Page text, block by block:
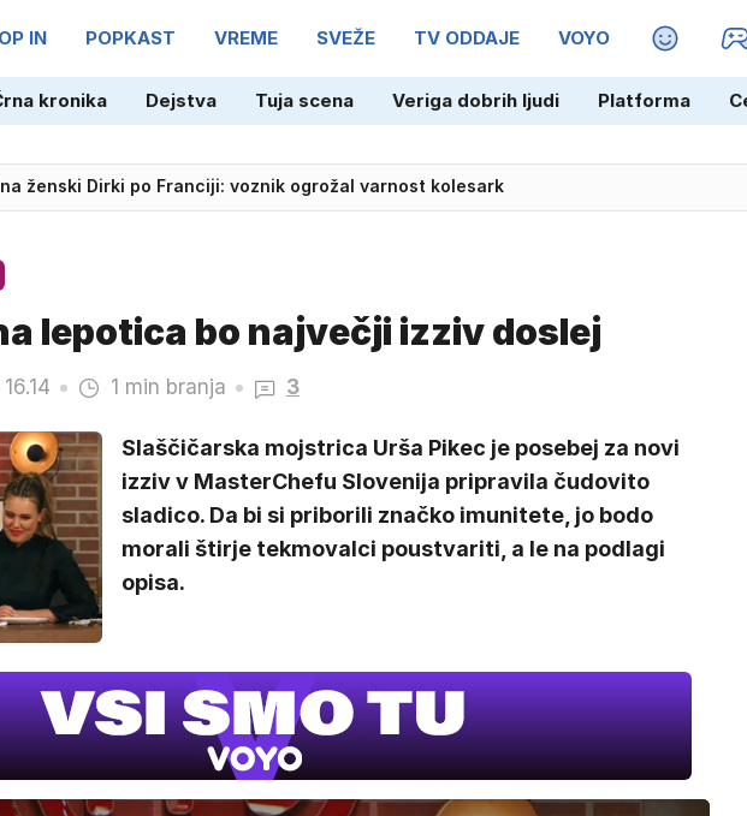
IN POPKAST VREME SVEŽE TV ODDAJE VOYO MAGAZIN
kronika Dejstva Tuja scena Veriga dobrih ljudi Platforma
ženski Dirki po Franciji: voznik ogrožal varnost kolesark
lepotica bo največji izziv doslej
1 min branja 3
Slaščičarska mojstrica Urša Pikec je posebej za novi
izziv v MasterChefu Slovenija pripravila čudovito
sladico. Da bi si priborili značko imunitete, jo bodo
morali štirje tekmovalci poustvariti, a le na podlagi
opisa.